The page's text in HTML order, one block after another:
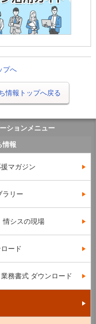
プへ
情報トップへ戻る
ションメニュー
情報
マガジン
ラリー
情シスの現場
ード
務書式 ダウンロード